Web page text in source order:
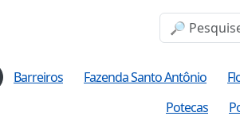
Barreiros Fazenda Santo Antônio
Potecas